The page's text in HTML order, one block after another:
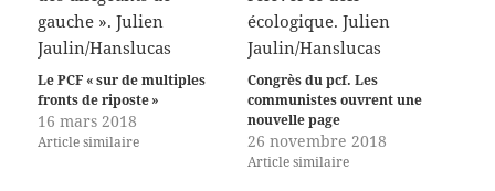
Le PCF « sur de multiples
fronts de riposte »
16 mars 2018
Article similaire
Congrès du pcf. Les
communistes ouvrent une
nouvelle page
26 novembre 2018
Article similaire